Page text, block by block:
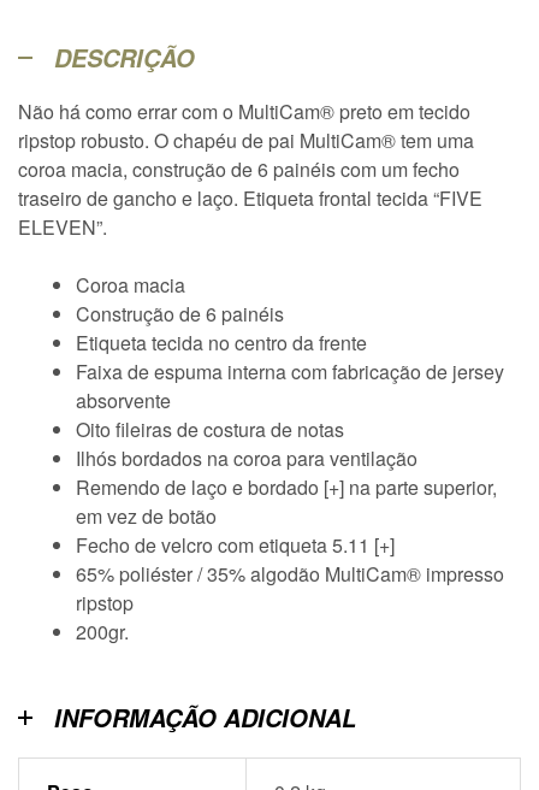
DESCRIÇÃO
Não há como errar com o MultiCam® preto em tecido
ripstop robusto. O chapéu de pai MultiCam® tem uma
coroa macia, construção de 6 painéis com um fecho
traseiro de gancho e laço. Etiqueta frontal tecida “FIVE
ELEVEN”.
Coroa macia
Construção de 6 painéis
Etiqueta tecida no centro da frente
Faixa de espuma interna com fabricação de jersey
absorvente
Oito fileiras de costura de notas
Ilhós bordados na coroa para ventilação
Remendo de laço e bordado [+] na parte superior,
em vez de botão
Fecho de velcro com etiqueta 5.11 [+]
65% poliéster / 35% algodão MultiCam® impresso
ripstop
200gr.
INFORMAÇÃO ADICIONAL